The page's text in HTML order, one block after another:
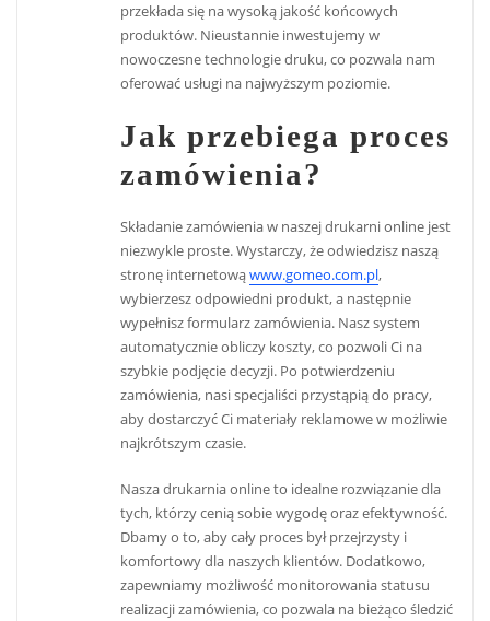
przekłada się na wysoką jakość końcowych
produktów. Nieustannie inwestujemy w
nowoczesne technologie druku, co pozwala nam
oferować usługi na najwyższym poziomie.
Jak przebiega proces
zamówienia?
Składanie zamówienia w naszej drukarni online jest
niezwykle proste. Wystarczy, że odwiedzisz naszą
stronę internetowąwww.gomeo.com.pl,
wybierzesz odpowiedni produkt, a następnie
wypełnisz formularz zamówienia. Nasz system
automatycznie obliczy koszty, co pozwoli Ci na
szybkie podjęcie decyzji. Po potwierdzeniu
zamówienia, nasi specjaliści przystąpią do pracy,
aby dostarczyć Ci materiały reklamowe w możliwie
najkrótszym czasie.
Nasza drukarnia online to idealne rozwiązanie dla
tych, którzy cenią sobie wygodę oraz efektywność.
Dbamy o to, aby cały proces był przejrzysty i
komfortowy dla naszych klientów. Dodatkowo,
zapewniamy możliwość monitorowania statusu
realizacji zamówienia, co pozwala na bieżąco śledzić